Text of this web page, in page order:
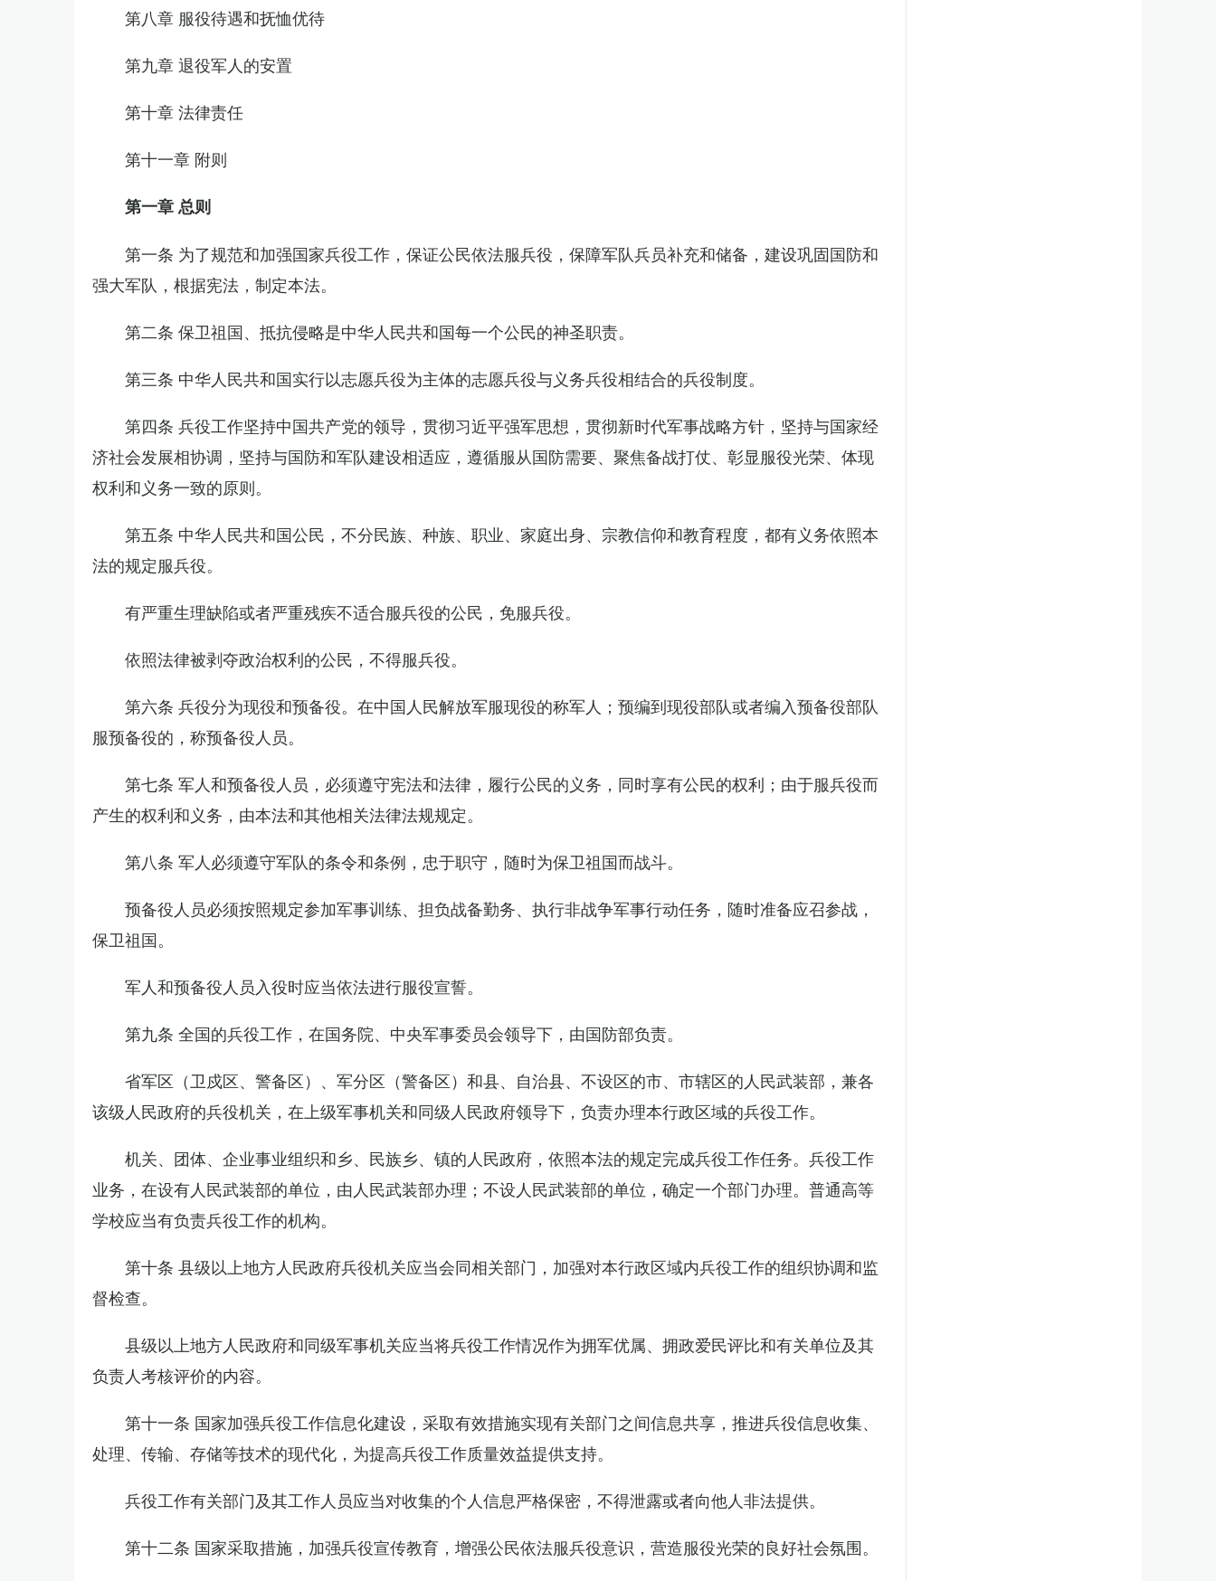
第八章 服役待遇和抚恤优待
第九章 退役军人的安置
第十章 法律责任
第十一章 附则
第一章 总则
第一条 为了规范和加强国家兵役工作，保证公民依法服兵役，保障军队兵员补充和储备，建设巩固国防和
强大军队，根据宪法，制定本法。
第二条 保卫祖国、抵抗侵略是中华人民共和国每一个公民的神圣职责。
第三条 中华人民共和国实行以志愿兵役为主体的志愿兵役与义务兵役相结合的兵役制度。
第四条 兵役工作坚持中国共产党的领导，贯彻习近平强军思想，贯彻新时代军事战略方针，坚持与国家经
济社会发展相协调，坚持与国防和军队建设相适应，遵循服从国防需要、聚焦备战打仗、彰显服役光荣、体现
权利和义务一致的原则。
第五条 中华人民共和国公民，不分民族、种族、职业、家庭出身、宗教信仰和教育程度，都有义务依照本
法的规定服兵役。
有严重生理缺陷或者严重残疾不适合服兵役的公民，免服兵役。
依照法律被剥夺政治权利的公民，不得服兵役。
第六条 兵役分为现役和预备役。在中国人民解放军服现役的称军人；预编到现役部队或者编入预备役部队
服预备役的，称预备役人员。
第七条 军人和预备役人员，必须遵守宪法和法律，履行公民的义务，同时享有公民的权利；由于服兵役而
产生的权利和义务，由本法和其他相关法律法规规定。
第八条 军人必须遵守军队的条令和条例，忠于职守，随时为保卫祖国而战斗。
预备役人员必须按照规定参加军事训练、担负战备勤务、执行非战争军事行动任务，随时准备应召参战，
保卫祖国。
军人和预备役人员入役时应当依法进行服役宣誓。
第九条 全国的兵役工作，在国务院、中央军事委员会领导下，由国防部负责。
省军区（卫戍区、警备区）、军分区（警备区）和县、自治县、不设区的市、市辖区的人民武装部，兼各
该级人民政府的兵役机关，在上级军事机关和同级人民政府领导下，负责办理本行政区域的兵役工作。
机关、团体、企业事业组织和乡、民族乡、镇的人民政府，依照本法的规定完成兵役工作任务。兵役工作
业务，在设有人民武装部的单位，由人民武装部办理；不设人民武装部的单位，确定一个部门办理。普通高等
学校应当有负责兵役工作的机构。
第十条 县级以上地方人民政府兵役机关应当会同相关部门，加强对本行政区域内兵役工作的组织协调和监
督检查。
县级以上地方人民政府和同级军事机关应当将兵役工作情况作为拥军优属、拥政爱民评比和有关单位及其
负责人考核评价的内容。
第十一条 国家加强兵役工作信息化建设，采取有效措施实现有关部门之间信息共享，推进兵役信息收集、
处理、传输、存储等技术的现代化，为提高兵役工作质量效益提供支持。
兵役工作有关部门及其工作人员应当对收集的个人信息严格保密，不得泄露或者向他人非法提供。
第十二条 国家采取措施，加强兵役宣传教育，增强公民依法服兵役意识，营造服役光荣的良好社会氛围。